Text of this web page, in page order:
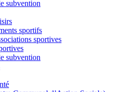
subvention
sportifs
sportives
subvention